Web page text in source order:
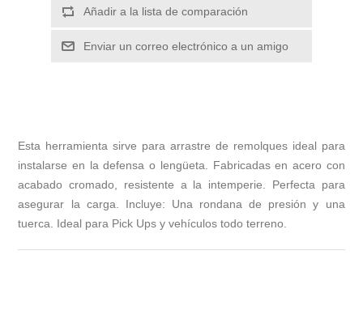
Añadir a la lista de comparación
Enviar un correo electrónico a un amigo
Esta herramienta sirve para arrastre de remolques ideal para
instalarse en la defensa o lengüeta. Fabricadas en acero con
acabado cromado, resistente a la intemperie. Perfecta para
asegurar la carga. Incluye: Una rondana de presión y una
tuerca. Ideal para Pick Ups y vehículos todo terreno.